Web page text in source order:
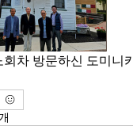
차 방문하신 도미니